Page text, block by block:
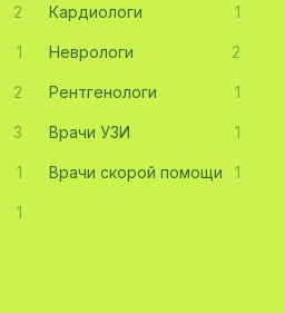
2 Кардиологи 1
1 Неврологи 2
2 Рентгенологи 1
3 Врачи УЗИ 1
1 Врачи скорой помощи 1
1